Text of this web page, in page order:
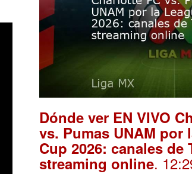
Dónde ver EN VIVO
vs. Pumas UNAM por
Cup 2026: canales de
streaming online.